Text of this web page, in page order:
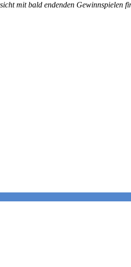
mit bald endenden Gewinnspielen